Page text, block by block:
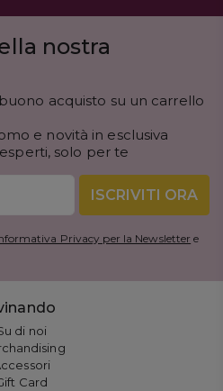
nostra
acquisto su un carrello
e novità in esclusiva
solo per te
ISCRIVITI ORA
Privacy per la Newsletter e
di noi
Card